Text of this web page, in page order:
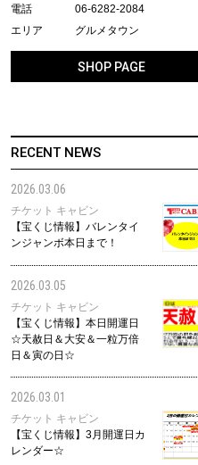
電話
06-6282-2084
エリア
グルメタウン
SHOP PAGE
RECENT NEWS
2026.03.06
チケット キャビン
【宝くじ情報】バレンタイ
ンジャンボ本日まで！
2026.03.05
チケット キャビン
【宝くじ情報】本日開運日
☆天赦日＆大安＆一粒万倍
日＆寅の日☆
2026.03.01
チケット キャビン
【宝くじ情報】3月開運日カ
レンダー☆